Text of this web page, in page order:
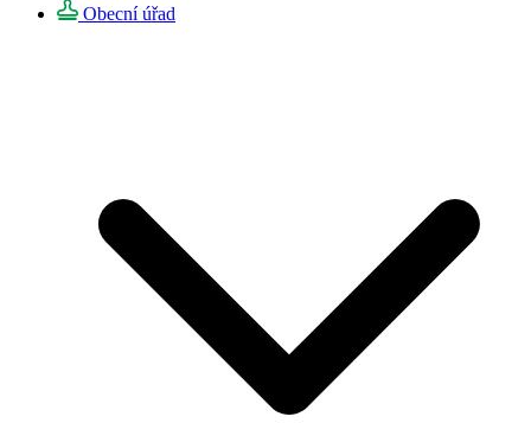
Obecní úřad